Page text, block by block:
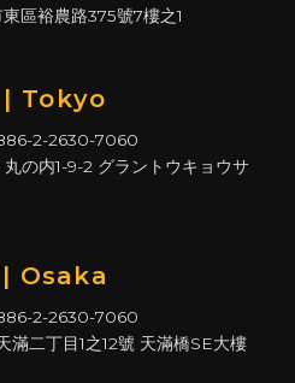
區裕農路375號7樓之1
| Tokyo
2-2630-7060
の内1-9-2 グラントウキョウサ
| Osaka
2-2630-7060
二丁目1之12號 天滿橋SE大樓